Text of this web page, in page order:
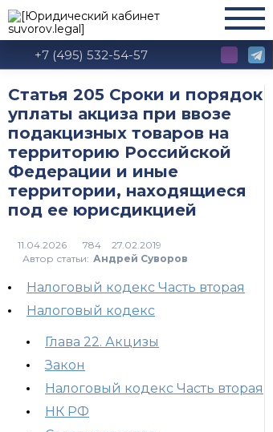
+7 (495) 532-54-57
Статья 205 Сроки и порядок
уплаты акциза при ввозе
подакцизных товаров на
территорию Российской
Федерации и иные
территории, находящиеся
под ее юрисдикцией
784
Автор статьи: Андрей Суворов
Налоговый кодекс Часть вторая
Налоговый кодекс
Глава 22. Акцизы
Закон
Налоговый кодекс Часть вторая
НК РФ